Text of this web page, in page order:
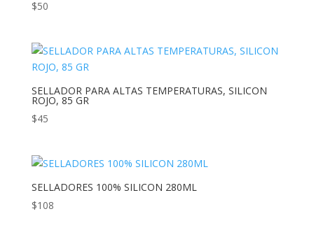
$50
SELLADOR PARA ALTAS TEMPERATURAS, SILICON
ROJO, 85 GR
$45
SELLADORES 100% SILICON 280ML
$108